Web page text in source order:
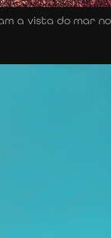
a vista do mar no